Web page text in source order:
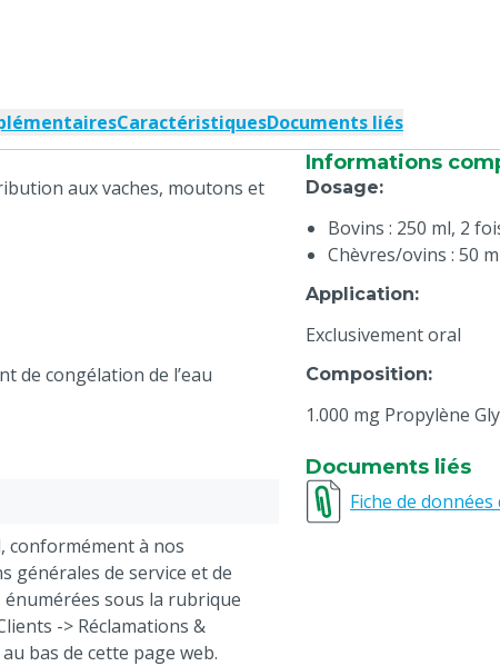
CaractéristiquesDocuments liés
aux vaches, moutons et
de congélation de l’eau
Informations
Dosage:
Bovins : 250 ml, 2
Chèvres/ovins : 50
Application:
Exclusivement oral
Composition:
1.000 mg Propylène
conformément à nos
générales de service et de
sous la rubrique
-> Réclamations &
bas de cette page web.
Documents liés
Fiche de